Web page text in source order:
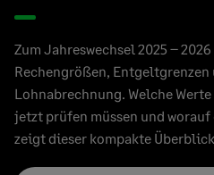
Zum Jahreswechsel 2025 –
Rechengrößen,
Lohnabrechnung. Welche
jetzt prüfen müssen und worauf
zeigt dieser kompakte